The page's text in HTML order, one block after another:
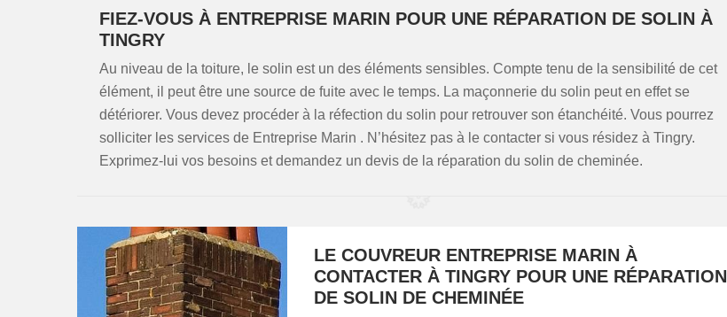
FIEZ-VOUS À ENTREPRISE MARIN POUR UNE RÉPARATION DE SOLIN À
TINGRY
Au niveau de la toiture, le solin est un des éléments sensibles. Compte tenu de la sensibilité de cet
élément, il peut être une source de fuite avec le temps. La maçonnerie du solin peut en effet se
détériorer. Vous devez procéder à la réfection du solin pour retrouver son étanchéité. Vous pourrez
solliciter les services de Entreprise Marin . N’hésitez pas à le contacter si vous résidez à Tingry.
Exprimez-lui vos besoins et demandez un devis de la réparation du solin de cheminée.
LE COUVREUR ENTREPRISE MARIN À
CONTACTER À TINGRY POUR UNE RÉPARATION
DE SOLIN DE CHEMINÉE